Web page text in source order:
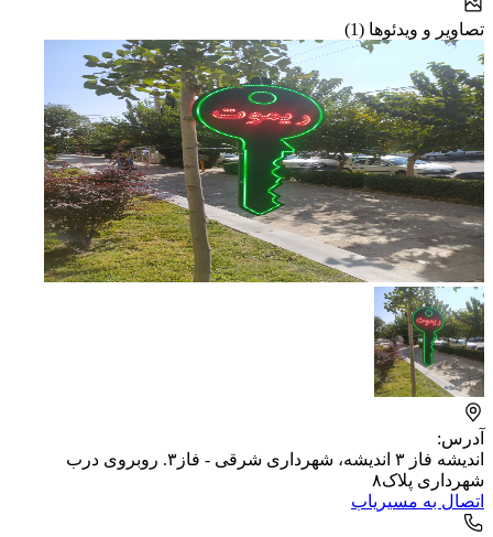
تصاویر و ویدئوها (1)
آدرس:
اندیشه فاز ۳ اندیشه، شهرداری شرقی - فاز۳. روبروی درب
شهرداری پلاک۸
اتصال به مسیریاب